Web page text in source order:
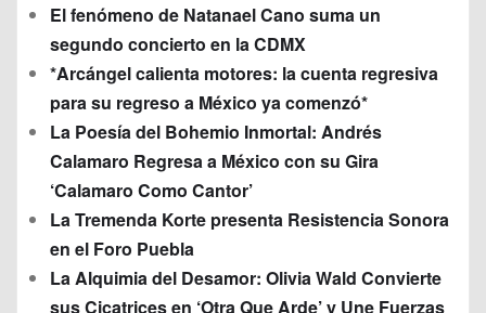
El fenómeno de Natanael Cano suma un
segundo concierto en la CDMX
*Arcángel calienta motores: la cuenta regresiva
para su regreso a México ya comenzó*
La Poesía del Bohemio Inmortal: Andrés
Calamaro Regresa a México con su Gira
‘Calamaro Como Cantor’
La Tremenda Korte presenta Resistencia Sonora
en el Foro Puebla
La Alquimia del Desamor: Olivia Wald Convierte
sus Cicatrices en ‘Otra Que Arde’ y Une Fuerzas